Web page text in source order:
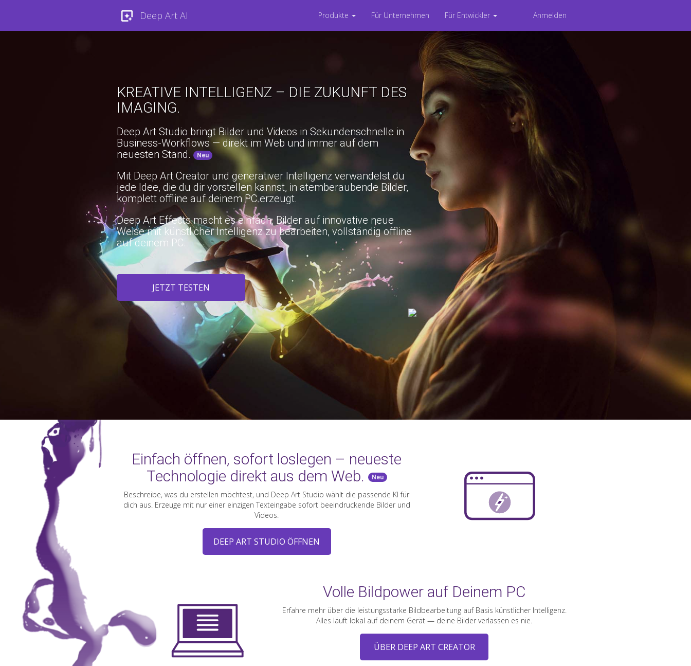
Deep Art AI Produkte Für Unternehmen Für Entwickler Anmelden
KREATIVE INTELLIGENZ – DIE ZUKUNFT DES
IMAGING.
Deep Art Studio bringt Bilder und Videos in Sekundenschnelle in
Business-Workflows — direkt im Web und immer auf dem
neuesten Stand.
Neu
Mit Deep Art Creator und generativer Intelligenz verwandelst du
jede Idee, die du dir vorstellen kannst, in atemberaubende Bilder,
komplett offline auf deinem PC erzeugt.
Deep Art Effects macht es einfach, Bilder auf innovative neue
Weise mit künstlicher Intelligenz zu bearbeiten, vollständig offline
auf deinem PC.
JETZT TESTEN
Einfach öffnen, sofort loslegen – neueste
Technologie direkt aus dem Web.
Neu
Beschreibe, was du erstellen möchtest, und Deep Art Studio wählt die passende KI für
dich aus. Erzeuge mit nur einer einzigen Texteingabe sofort beeindruckende Bilder und
Videos.
DEEP ART STUDIO ÖFFNEN
Volle Bildpower auf Deinem PC
Erfahre mehr über die leistungsstarke Bildbearbeitung auf Basis künstlicher Intelligenz.
Alles läuft lokal auf deinem Gerät — deine Bilder verlassen es nie.
ÜBER DEEP ART CREATOR